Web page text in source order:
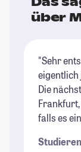
über
"Sehr
eigentlich
Die
falls es